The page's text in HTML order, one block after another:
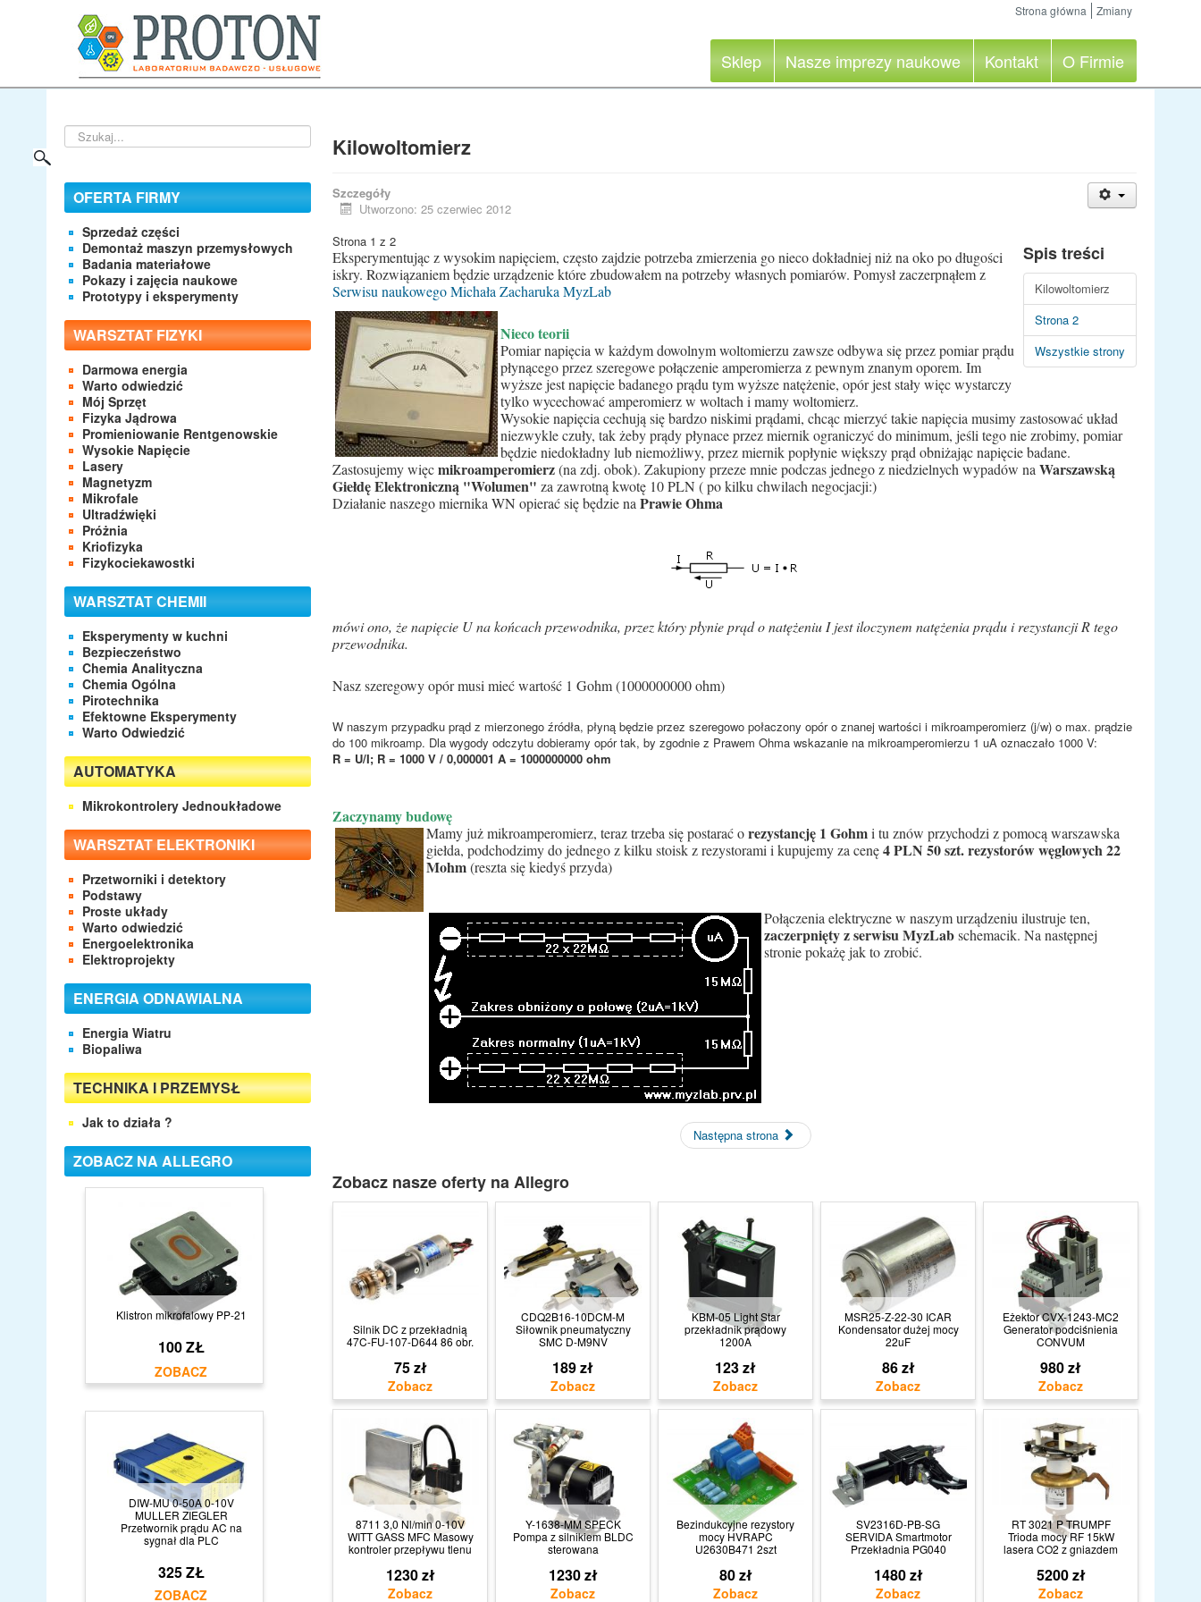
Strona główna Zmiany
Sklep Nasze imprezy naukowe Kontakt O Firmie
Szukaj...
OFERTA FIRMY
Sprzedaż części
Demontaż maszyn przemysłowych
Badania materiałowe
Pokazy i zajęcia naukowe
Prototypy i eksperymenty
WARSZTAT FIZYKI
Darmowa energia
Warto odwiedzić
Mój Sprzęt
Fizyka Jądrowa
Promieniowanie Rentgenowskie
Wysokie Napięcie
Lasery
Magnetyzm
Mikrofale
Ultradźwięki
Próżnia
Kriofizyka
Fizykociekawostki
WARSZTAT CHEMII
Eksperymenty w kuchni
Bezpieczeństwo
Chemia Analityczna
Chemia Ogólna
Pirotechnika
Efektowne Eksperymenty
Warto Odwiedzić
AUTOMATYKA
Mikrokontrolery Jednoukładowe
WARSZTAT ELEKTRONIKI
Przetworniki i detektory
Podstawy
Proste układy
Warto odwiedzić
Energoelektronika
Elektroprojekty
ENERGIA ODNAWIALNA
Energia Wiatru
Biopaliwa
TECHNIKA I PRZEMYSŁ
Jak to działa ?
ZOBACZ NA ALLEGRO
Klistron mikrofalowy PP-21
100 ZŁ
DIW-MU 0-50A 0-10V
MULLER ZIEGLER
Przetwornik prądu AC na
sygnał dla PLC
325 ZŁ
Kilowoltomierz
Szczegóły
Utworzono: 25 czerwiec 2012
Spis treści
Kilowoltomierz
Strona 2
Wszystkie strony
Strona 1 z 2
Eksperymentując z wysokim napięciem, często zajdzie potrzeba zmierzenia go nieco dokładniej niż na oko po długości
iskry. Rozwiązaniem będzie urządzenie które zbudowałem na potrzeby własnych pomiarów. Pomysł zaczerpnąłem z
Serwisu naukowego Michała Zacharuka MyzLab
Nieco teorii
Pomiar napięcia w każdym dowolnym woltomierzu zawsze odbywa się przez pomiar prądu
płynącego przez szeregowe połączenie amperomierza z pewnym znanym oporem. Im
wyższe jest napięcie badanego prądu tym wyższe natężenie, opór jest stały więc wystarczy
tylko wycechować amperomierz w woltach i mamy woltomierz.
Wysokie napięcia cechują się bardzo niskimi prądami, chcąc mierzyć takie napięcia musimy zastosować układ
niezwykle czuły, tak żeby prądy płynace przez miernik ograniczyć do minimum, jeśli tego nie zrobimy, pomiar
będzie niedokładny lub niemożliwy, przez miernik popłynie większy prąd obniżając napięcie badane.
Zastosujemy więcmikroamperomierz(na zdj. obok). Zakupiony przeze mnie podczas jednego z niedzielnych wypadów na Warszawską
Giełdę Elektroniczną "Wolumen" za zawrotną kwotę 10 PLN ( po kilku chwilach negocjacji:)
Działanie naszego miernika WN opierać się będzie na Prawie Ohma
mówi ono, że napięcie U na końcach przewodnika, przez który płynie prąd o natężeniu I jest iloczynem natężenia prądu i rezystancji R tego
przewodnika.
Nasz szeregowy opór musi mieć wartość 1 Gohm (1000000000 ohm)
W naszym przypadku prąd z mierzonego źródła, płyną będzie przez szeregowo połaczony opór o znanej wartości i mikroamperomierz (j/w) o max. prądzie
do 100 mikroamp. Dla wygody odczytu dobieramy opór tak, by zgodnie z Prawem Ohma wskazanie na mikroamperomierzu 1 uA oznaczało 1000 V:
R = U/I; R = 1000 V / 0,000001 A = 1000000000 ohm
Zaczynamy budowę
Mamy już mikroamperomierz, teraz trzeba się postarać orezystancję 1 Gohmi tu znów przychodzi z pomocą warszawska
giełda, podchodzimy do jednego z kilku stoisk z rezystorami i kupujemy za cenę4 PLN 50 szt. rezystorów węglowych 22
Mohm(reszta się kiedyś przyda)
Połączenia elektryczne w naszym urządzeniu ilustruje ten,
zaczerpnięty z serwisu MyzLabschemacik. Na następnej
stronie pokażę jak to zrobić.
Następna strona
Zobacz nasze oferty na Allegro
Silnik DC z przekładnią
47C-FU-107-D644 86 obr.
75 zł
CDQ2B16-10DCM-M
Siłownik pneumatyczny
SMC D-M9NV
189 zł
KBM-05 Light Star
przekładnik prądowy
1200A
123 zł
MSR25-Z-22-30 ICAR
Kondensator dużej mocy
22uF
86 zł
Eżektor CVX-1243-MC2
Generator podciśnienia
CONVUM
980 zł
8711 3,0 Nl/min 0-10V
WITT GASS MFC Masowy
kontroler przepływu tlenu
1230 zł
Y-1638-MM SPECK
Pompa z silnikiem BLDC
sterowana
1230 zł
Bezindukcyjne rezystory
mocy HVRAPC
U2630B471 2szt
80 zł
SV2316D-PB-SG
SERVIDA Smartmotor
Przekładnia PG040
1480 zł
RT 3021 P TRUMPF
Trioda mocy RF 15kW
lasera CO2 z gniazdem
5200 zł